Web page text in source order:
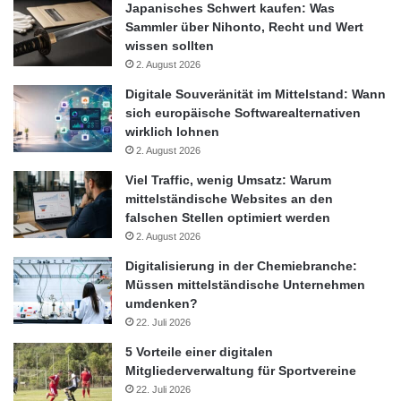
Druckausgleichsventil, das Feuchtigkeit verhindert und das
Öffnen des
Koffers in jeder Höhe erleichtert.
– Ein robuster und abnehmbarer Schultergurt aus Nylon
ermöglicht
es Reisenden, die Hände für das Gepäck freizuhaben.
Das Hartschalenkoffer-Sortiment Peli 1075 ist diesen Dezember
ausschliesslich bei Peli-Online-Händlern* zu einem
Verkaufspreis von 67,95-EUR bis 80,95-EUR erhältlich. Wie alle
Peli-Produkte verfügt er über eine Exzellenz-Garantie.
Über Peli Products:
Japanisches Schwert kaufen: Was
Sammler über Nihonto, Recht und Wert
wissen sollten
2. August 2026
Digitale Souveränität im Mittelstand: Wann
sich europäische Softwarealternativen
wirklich lohnen
2. August 2026
Viel Traffic, wenig Umsatz: Warum
mittelständische Websites an den
falschen Stellen optimiert werden
2. August 2026
Digitalisierung in der Chemiebranche:
Müssen mittelständische Unternehmen
umdenken?
22. Juli 2026
5 Vorteile einer digitalen
Mitgliederverwaltung für Sportvereine
22. Juli 2026